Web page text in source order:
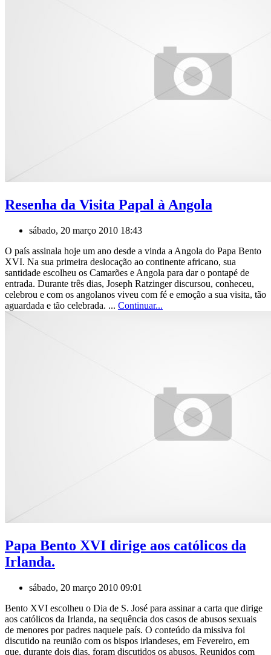
Resenha da Visita Papal à Angola
sábado, 20 março 2010 18:43
O país assinala hoje um ano desde a vinda a Angola do Papa Bento
XVI. Na sua primeira deslocação ao continente africano, sua
santidade escolheu os Camarões e Angola para dar o pontapé de
entrada. Durante três dias, Joseph Ratzinger discursou, conheceu,
celebrou e com os angolanos viveu com fé e emoção a sua visita, tão
aguardada e tão celebrada. ... Continuar...
Papa Bento XVI dirige aos católicos da
Irlanda.
sábado, 20 março 2010 09:01
Bento XVI escolheu o Dia de S. José para assinar a carta que dirige
aos católicos da Irlanda, na sequência dos casos de abusos sexuais
de menores por padres naquele país. O conteúdo da missiva foi
discutido na reunião com os bispos irlandeses, em Fevereiro, em
que, durante dois dias, foram discutidos os abusos. Reunidos com